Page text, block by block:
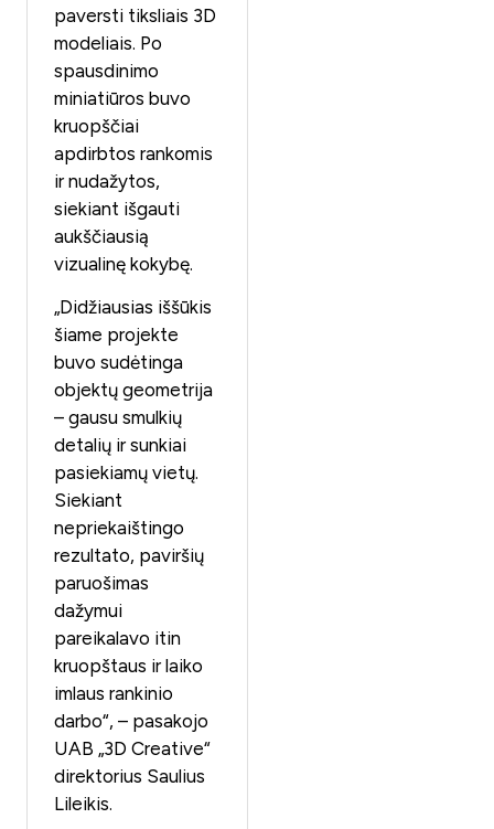
paversti tiksliais 3D
modeliais. Po
spausdinimo
miniatiūros buvo
kruopščiai
apdirbtos rankomis
ir nudažytos,
siekiant išgauti
aukščiausią
vizualinę kokybę.
„Didžiausias iššūkis
šiame projekte
buvo sudėtinga
objektų geometrija
– gausu smulkių
detalių ir sunkiai
pasiekiamų vietų.
Siekiant
nepriekaištingo
rezultato, paviršių
paruošimas
dažymui
pareikalavo itin
kruopštaus ir laiko
imlaus rankinio
darbo“, – pasakojo
UAB „3D Creative“
direktorius Saulius
Lileikis.